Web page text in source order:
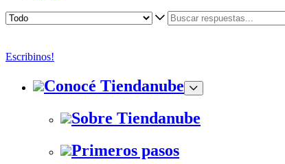
Escribinos!
Conocé Tiendanube
Sobre Tiendanube
Primeros pasos